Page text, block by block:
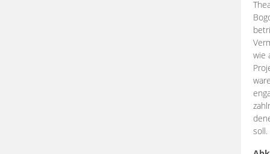
wie
zahlr
soll.